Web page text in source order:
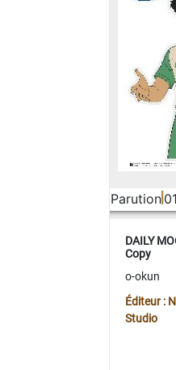
Parution
DAILY
Copy
o-okun
Éditeur :
Studio